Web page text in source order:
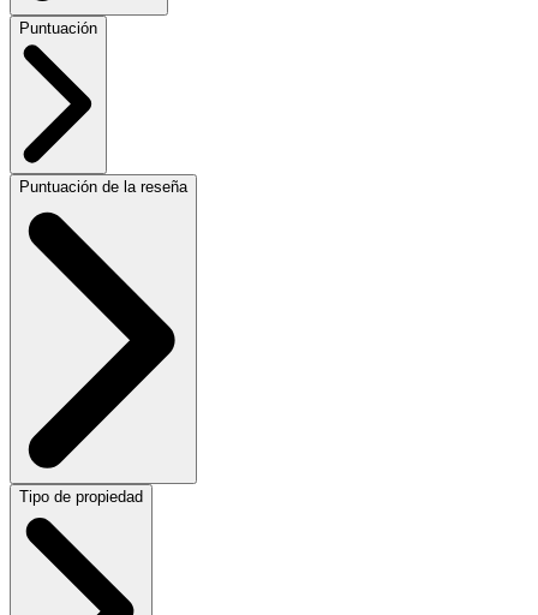
Puntuación
Puntuación de la reseña
Tipo de propiedad